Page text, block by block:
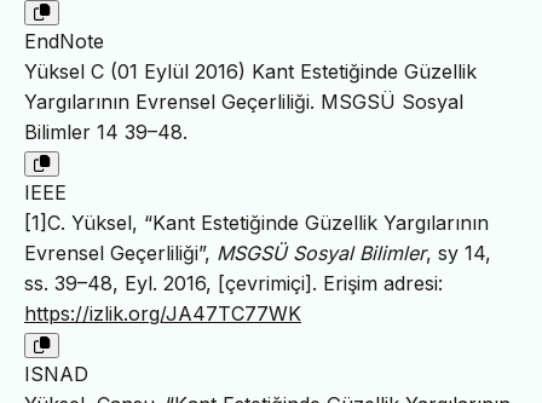
EndNote
Yüksel C (01 Eylül 2016) Kant Estetiğinde Güzellik
Yargılarının Evrensel Geçerliliği. MSGSÜ Sosyal
Bilimler 14 39–48.
IEEE
[1]C. Yüksel, “Kant Estetiğinde Güzellik Yargılarının
Evrensel Geçerliliği”, MSGSÜ Sosyal Bilimler, sy 14,
ss. 39–48, Eyl. 2016, [çevrimiçi]. Erişim adresi:
https://izlik.org/JA47TC77WK
ISNAD